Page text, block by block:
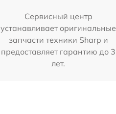
Сервисный центр
устанавливает оригинальные
запчасти техники Sharp и
предоставляет гарантию до 3
лет.